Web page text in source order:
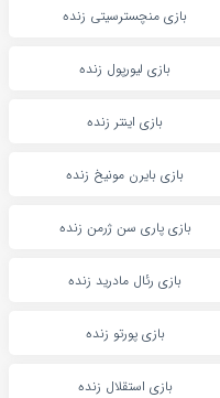
بازی منچسترسیتی زنده
بازی لیورپول زنده
بازی اینتر زنده
بازی بایرن مونیخ زنده
بازی پاری سن ژرمن زنده
بازی رئال مادرید زنده
بازی پورتو زنده
بازی استقلال زنده